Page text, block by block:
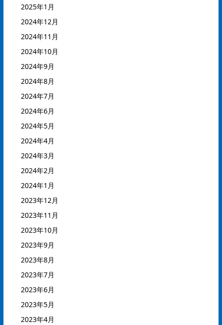
2025年1月
2024年12月
2024年11月
2024年10月
2024年9月
2024年8月
2024年7月
2024年6月
2024年5月
2024年4月
2024年3月
2024年2月
2024年1月
2023年12月
2023年11月
2023年10月
2023年9月
2023年8月
2023年7月
2023年6月
2023年5月
2023年4月